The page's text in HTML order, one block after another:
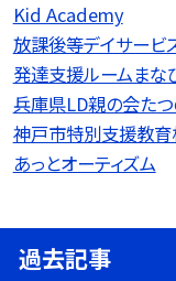
Kid Academy
放課後等デイサービ
発達支援ルームまな
兵庫県LD親の会た
神戸市特別支援教育
あっとオーティズム
過去記事